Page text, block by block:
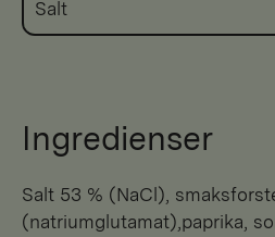
Salt
Ingredienser
salt 53 % (NaCl), smaksforsterker
(natriumglutamat),paprika,